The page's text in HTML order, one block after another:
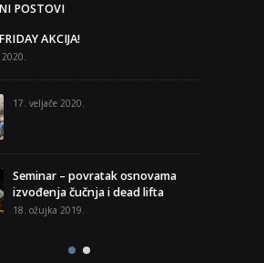
POSTOVI
AKCIJA!
17. veljače 2020.
Seminar – povratak osnovama
izvođenja čučnja i dead lifta
18. ožujka 2019.